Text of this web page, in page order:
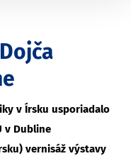
v Írsku usporiadalo
v Dubline
vernisáž výstavy